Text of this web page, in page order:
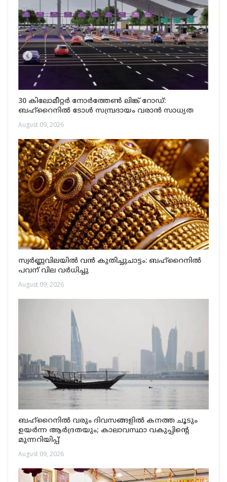
30 കിലോമീറ്റർ നോർത്തേൺ ലിങ്ക് റോഡ്:
ബഹ്‌റൈനിൽ ടോൾ സമ്പ്രദായം വരാൻ സാധ്യത
August 09, 2026
സ്വർണ്ണവിലയിൽ വൻ കുതിച്ചുചാട്ടം: ബഹ്‌റൈനിൽ
പവന് വില വർധിച്ചു
August 09, 2026
ബഹ്‌റൈനിൽ വരും ദിവസങ്ങളിൽ കനത്ത ചൂടും
ഉയർന്ന ആർദ്രതയും; കാലാവസ്ഥാ വകുപ്പിന്റെ
മുന്നറിയിപ്പ്
August 09, 2026